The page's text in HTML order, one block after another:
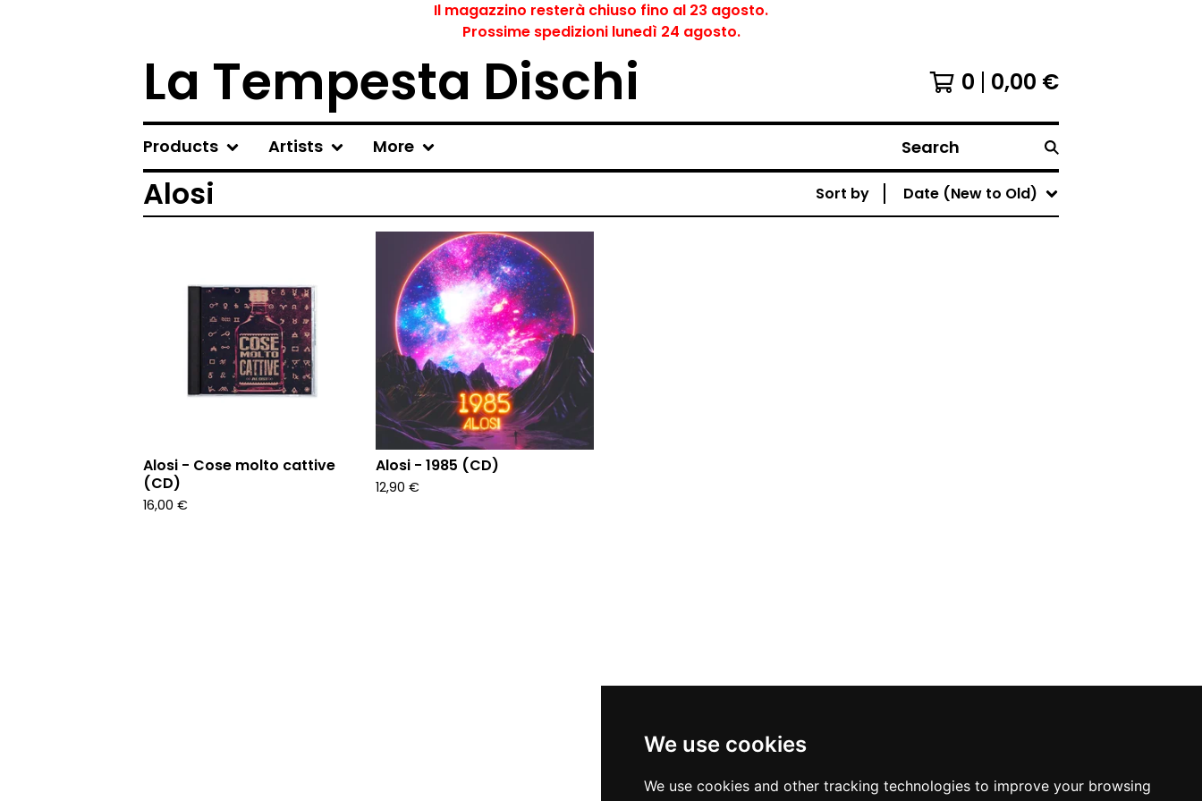
We use cookies
We use cookies and other tracking technologies to improve your browsing
Il magazzino resterà chiuso fino al 23 agosto.
Prossime spedizioni lunedì 24 agosto.
La Tempesta Dischi 0 0,00 €
Products Artists More Search
Alosi Sort by Date (New to Old)
Alosi - Cose molto cattive
(CD)
16,00 €
Alosi - 1985 (CD)
12,90 €